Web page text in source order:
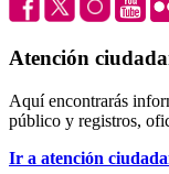
Atención
Aquí encontrarás
público y registros,
Ir a atención